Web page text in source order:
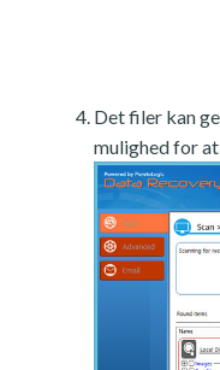
Det filer kan
mulighed for